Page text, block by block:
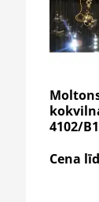
4102/B1
Cena